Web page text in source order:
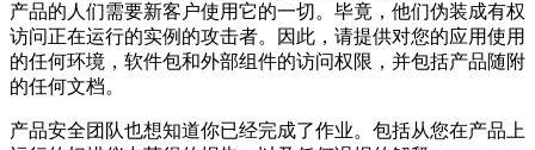
产品的人们需要新客户使用它的一切。毕竟，他们伪装成有权
访问正在运行的实例的攻击者。因此，请提供对您的应用使用
的任何环境，软件包和外部组件的访问权限，并包括产品随附
的任何文档。
产品安全团队也想知道你已经完成了作业。包括从您在产品上